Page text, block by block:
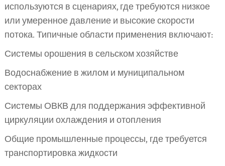
используются в сценариях, где требуются низкое
или умеренное давление и высокие скорости
потока. Типичные области применения включают:
Системы орошения в сельском хозяйстве
Водоснабжение в жилом и муниципальном
секторах
Системы ОВКВ для поддержания эффективной
циркуляции охлаждения и отопления
Общие промышленные процессы, где требуется
транспортировка жидкости